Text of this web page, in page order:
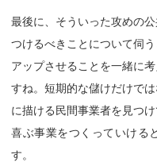
最後に、そういった攻めの
つけるべきことについて伺
アップさせることを一緒に
すね。短期的な儲けだけで
に描ける民間事業者を見つ
喜ぶ事業をつくっていける
す。